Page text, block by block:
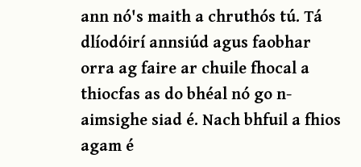
ann nó's maith a chruthós tú. Tá
dlíodóirí annsiúd agus faobhar
orra ag faire ar chuile fhocal a
thiocfas as do bhéal nó go n-
aimsighe siad é. Nach bhfuil a fhios
agam é